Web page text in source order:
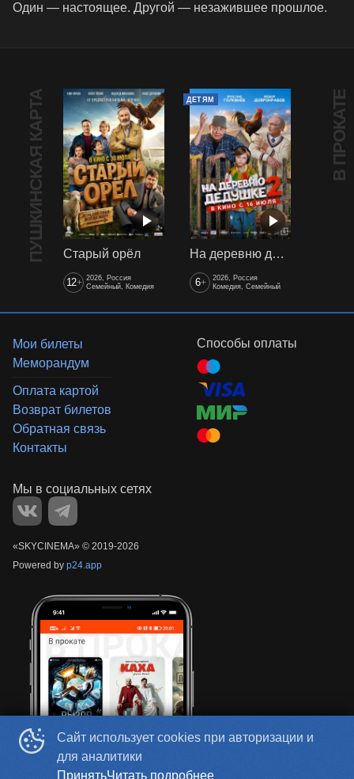
Один — настоящее. Другой — незажившее прошлое.
ПУШКИНСКАЯ КАРТА Старый орёл
12+ 2026, Россия
Семейный, Комедия
ДЕТЯМ
На деревню дедушке 2
6+
2026, Россия
Комедия, Семейный
В ПРОКАТЕ
Сайт использует cookies при авторизации и
для аналитики
ПринятьЧитать подробнее
Мои билеты
Меморандум
Оплата картой
Возврат билетов
Обратная связь
Контакты
Способы оплаты
«‎SKYCINEMA» © 2019-2026
Powered by p24.app